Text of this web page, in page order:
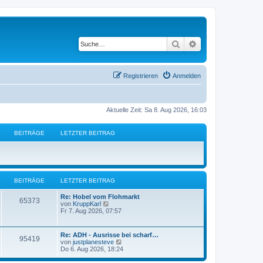
Suche
Anmelden
Registrieren
Aktuelle Zeit: Sa 8. Aug 2026, 16:03
BEITRÄGE LETZTER BEITRAG
BEITRÄGE LETZTER BEITRAG
65373B
r
L
e
t
e
r
B
e
i
Re: Hobel vom Flohmarkt
von KruppKarl
e
t
e
r
B
Fr 7. Aug 2026, 07:57
95419B
L
e
t
Re: ADH - Ausrisse bei scharf…
von justplanesteve
e
Do 6. Aug 2026, 18:24